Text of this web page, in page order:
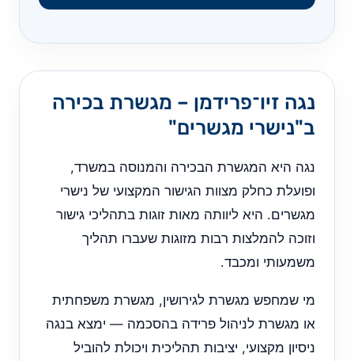
נגה זיו־פרידמן – מגשרת בכירה
ב"נישרי מגשרים"
נגה היא המגשרת הבכירה והמנוסה במשרד,
ופועלת כחלק מצוות הגישור המקצועי של נישרי
מגשרים. היא ליוותה מאות זוגות בתהליכי גישור
וזוכה להמלצות רבות מזוגות שעברו תהליך
משמעותי ומכבד.
מי שמחפש מגשרת לגירושין, מגשרת משפחתית
או מגשרת לניהול פרידה בהסכמה — ימצא בנגה
ניסיון מקצועי, יציבות תהליכית ויכולת להוביל